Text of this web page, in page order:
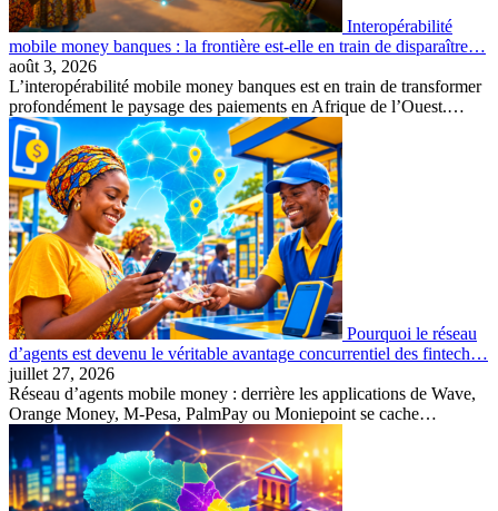
Interopérabilité
mobile money banques : la frontière est-elle en train de disparaître…
août 3, 2026
L’interopérabilité mobile money banques est en train de transformer
profondément le paysage des paiements en Afrique de l’Ouest.…
Pourquoi le réseau
d’agents est devenu le véritable avantage concurrentiel des fintech…
juillet 27, 2026
Réseau d’agents mobile money : derrière les applications de Wave,
Orange Money, M-Pesa, PalmPay ou Moniepoint se cache…